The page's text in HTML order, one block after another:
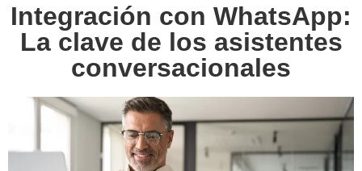
Integración con WhatsApp:
La clave de los asistentes
conversacionales